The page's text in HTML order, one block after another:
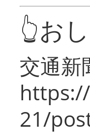
👆お
交通新
21/